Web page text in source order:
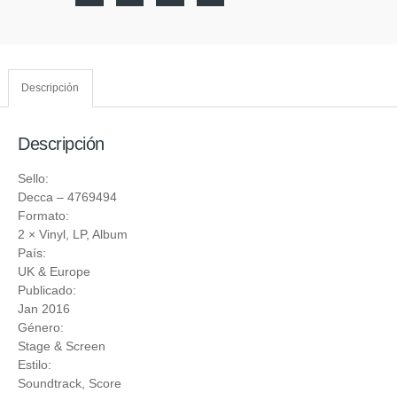
Descripción
Descripción
Sello:
Decca ‎– 4769494
Formato:
2 × Vinyl , LP, Album
País:
UK & Europe
Publicado:
Jan 2016
Género:
Stage & Screen
Estilo:
Soundtrack Score